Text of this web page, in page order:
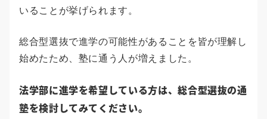
いることが挙げられます。
総合型選抜で進学の可能性があることを皆が理解し
始めたため、塾に通う人が増えました。
法学部に進学を希望している方は、総合型選抜の通
塾を検討してみてください。